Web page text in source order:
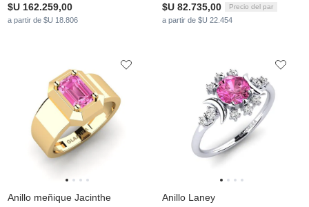
$U 162.259,00
a partir de $U 18.806
$U 82.735,00 Precio del par
a partir de $U 22.454
Anillo meñique Jacinthe Anillo Laney